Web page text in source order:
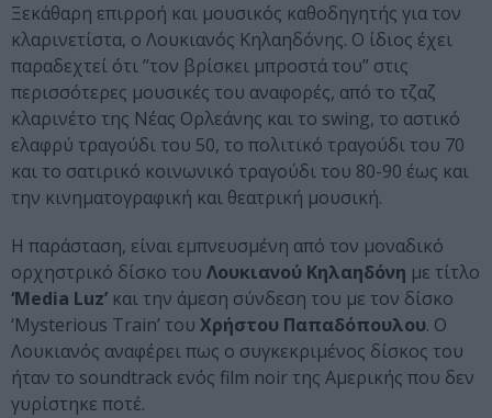
Ξεκάθαρη επιρροή και μουσικός καθοδηγητής για τον
κλαρινετίστα, ο Λουκιανός Κηλαηδόνης. Ο ίδιος έχει
παραδεχτεί ότι ”τον βρίσκει μπροστά του” στις
περισσότερες μουσικές του αναφορές, από το τζαζ
κλαρινέτο της Νέας Ορλεάνης και το swing, το αστικό
ελαφρύ τραγούδι του 50, το πολιτικό τραγούδι του 70
και το σατιρικό κοινωνικό τραγούδι του 80-90 έως και
την κινηματογραφική και θεατρική μουσική.
Η παράσταση, είναι εμπνευσμένη από τον μοναδικό
ορχηστρικό δίσκο του Λουκιανού Κηλαηδόνη με τίτλο
‘Media Luz’ και την άμεση σύνδεση του με τον δίσκο
‘Mysterious Train’ του Χρήστου Παπαδόπουλου. Ο
Λουκιανός αναφέρει πως ο συγκεκριμένος δίσκος του
ήταν το soundtrack ενός film noir της Αμερικής που δεν
γυρίστηκε ποτέ.